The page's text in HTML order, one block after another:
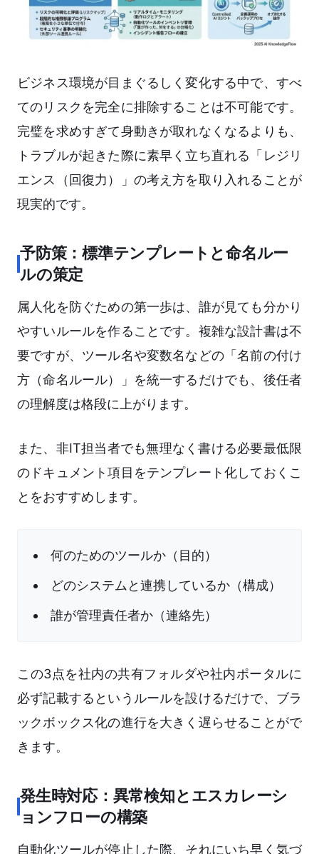
ビジネス環境が目まぐるしく変化する中で、すべ
てのリスクを完全に排除することは不可能です。
完璧を求めすぎて身動きが取れなくなるよりも、
トラブルが起きた際に素早く立ち直れる「レジリ
エンス（回復力）」の考え方を取り入れることが
現実的です。
予防策：標準テンプレートと命名ルー
ルの策定
属人化を防ぐための第一歩は、誰が見ても分かり
やすいルールを作ることです。複雑な設計書は不
要ですが、ツール名や変数名などの「名前の付け
方（命名ルール）」を統一するだけでも、後任者
の理解度は格段に上がります。
また、非IT担当者でも無理なく書ける必要最低限
のドキュメント項目をテンプレート化しておくこ
とをおすすめします。
何のためのツールか（目的）
どのシステムと連携しているか（構成）
誰が管理責任者か（連絡先）
この3点を社内の共有フォルダや社内ポータルに
必ず記載するというルールを設けるだけで、ブラ
ックボックス化の進行を大きく遅らせることがで
きます。
発生時対応：異常検知とエスカレーシ
ョンフローの構築
自動化ツールが停止した際、それにいち早く気づ